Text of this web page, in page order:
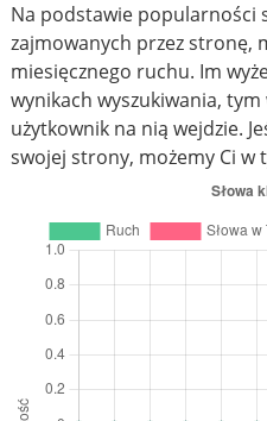
Na podstawie popularności
zajmowanych przez stronę,
miesięcznego ruchu. Im
wynikach wyszukiwania, tym
użytkownik na nią wejdzie.
swojej strony, możemy Ci w